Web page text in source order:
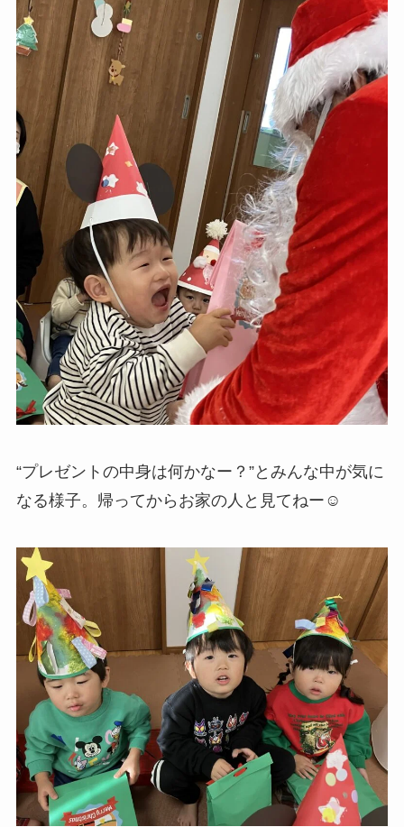
“プレゼントの中身は何かなー？”とみんな中が気に
なる様子。帰ってからお家の人と見てねー☺